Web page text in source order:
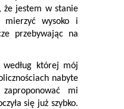
że jestem w stanie
mierzyć wysoko i
przebywając na
według której mój
nabyte
mi
się już szybko.